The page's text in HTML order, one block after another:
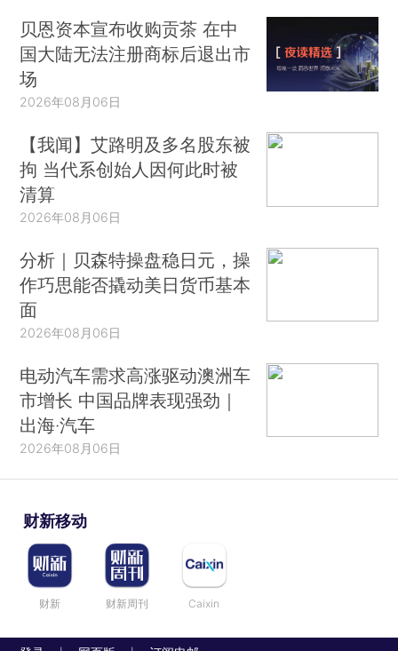
贝恩资本宣布收购贡茶 在中
国大陆无法注册商标后退出市
场
2026年08月06日
【我闻】艾路明及多名股东被
拘 当代系创始人因何此时被
清算
2026年08月06日
分析｜贝森特操盘稳日元，操
作巧思能否撬动美日货币基本
面
2026年08月06日
电动汽车需求高涨驱动澳洲车
市增长 中国品牌表现强劲｜
出海·汽车
2026年08月06日
财新移动
财新 财新周刊 Caixin